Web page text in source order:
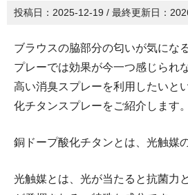
投稿日： 2025-12-19 / 最終更新日：
ブラウスの脇部分の匂いが気にな
プレーでは効果が今一つ感じられ
高い消臭スプレーを利用したいと
化チタンスプレーをご紹介します。
銅ドープ酸化チタンとは、光触媒
光触媒とは、光が当たると抗菌力